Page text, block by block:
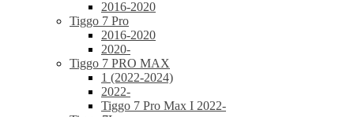
2016-2020
Tiggo 7 Pro
2016-2020
2020-
Tiggo 7 PRO MAX
1 (2022-2024)
2022-
Tiggo 7 Pro Max I 2022-